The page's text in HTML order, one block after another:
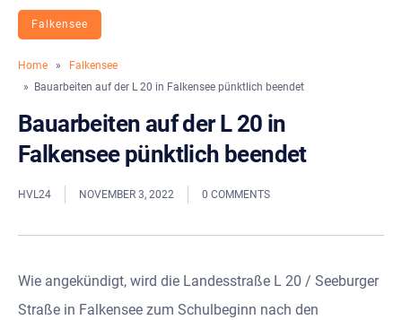
Falkensee
Home »
Falkensee
» Bauarbeiten auf der L 20 in Falkensee pünktlich beendet
Bauarbeiten auf der L 20 in
Falkensee pünktlich beendet
HVL24 NOVEMBER 3, 2022 0 COMMENTS
Wie angekündigt, wird die Landesstraße L 20 / Seeburger
Straße in Falkensee zum Schulbeginn nach den